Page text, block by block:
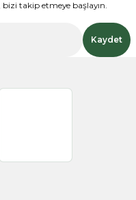
takip etmeye başlayın.
Kaydet